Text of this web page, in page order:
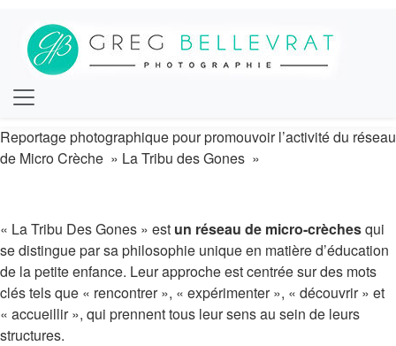
Reportage photographique pour promouvoir l’activité du réseau
de Micro Crèche » La Tribu des Gones »
« La Tribu Des Gones » est un réseau de micro-crèchesqui
se distingue par sa philosophie unique en matière d’éducation
de la petite enfance. Leur approche est centrée sur des mots
clés tels que « rencontrer », « expérimenter », « découvrir » et
« accueillir », qui prennent tous leur sens au sein de leurs
structures.